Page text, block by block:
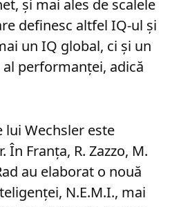
și mai ales de scalele
definesc altfel IQ-ul și
un IQ global, ci și un
performanței, adică
lui Wechsler este
În Franța, R. Zazzo, M.
au elaborat o nouă
N.E.M.I., mai